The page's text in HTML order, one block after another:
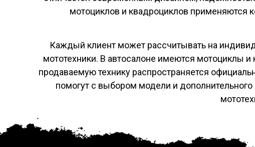
мотоциклов и квадроциклов применяются
Каждый клиент может рассчитывать на
мототехники. В автосалоне имеются мотоциклы
продаваемую технику распространяется
помогут с выбором модели и